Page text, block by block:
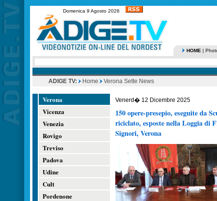
Domenica 9 Agosto 2026
HOME |
ADIGE TV: Home Verona Sette News
Verona
Vicenza
Venezia
Rovigo
Treviso
Padova
Udine
Cult
Pordenone
Venerd� 12 Dicembre 2025
150 opere-presepio, eseguite da
riciclato, esposte nella Loggia di
Signori, Verona